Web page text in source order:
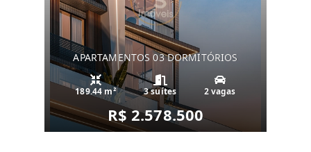
APARTAMENTOS 03 DORMITÓRIOS
189.44 m² 3 suítes 2 vagas
R$ 2.578.500